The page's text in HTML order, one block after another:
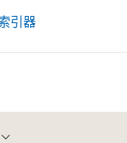
引器